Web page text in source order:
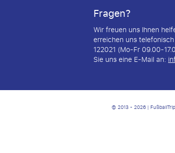
Fragen?
Wir freuen uns Ihnen
erreichen uns
122021 (Mo-Fr 09.00-
Sie uns eine E-Mail an:
© 2013 - 2026 |